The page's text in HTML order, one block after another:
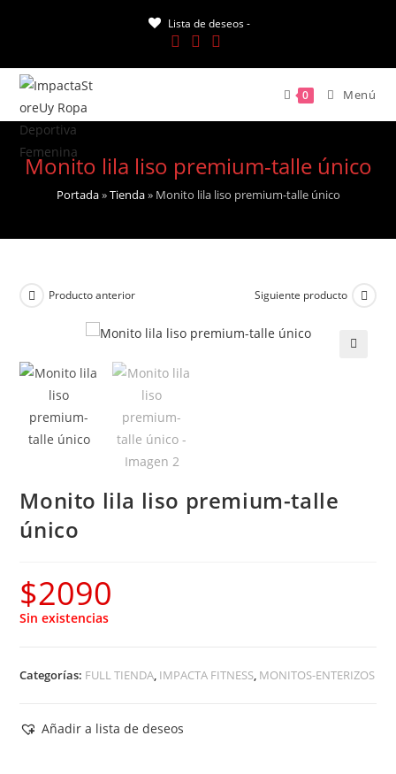
Lista de deseos -
0 Menú
Monito lila liso premium-talle único
Portada»Tienda» Monito lila liso premium-talle único
Producto anterior Siguiente producto
Monito lila liso premium-talle
único
$2090
Sin existencias
Categorías: FULL TIENDA, IMPACTA FITNESS, MONITOS-ENTERIZOS
Añadir a lista de deseos